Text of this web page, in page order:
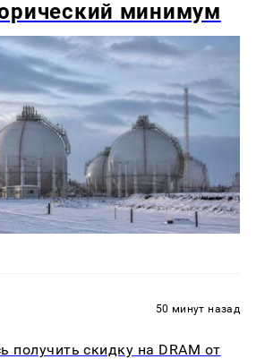
минимум
50 минут назад
получить скидку на DRAM от